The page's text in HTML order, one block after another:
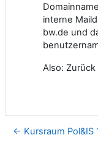
interne
bw.de und
Also:
← Kursraum Pol&IS